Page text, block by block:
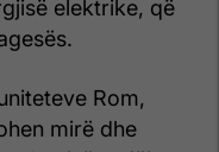
elektrike, që
Rom,
mirë dhe